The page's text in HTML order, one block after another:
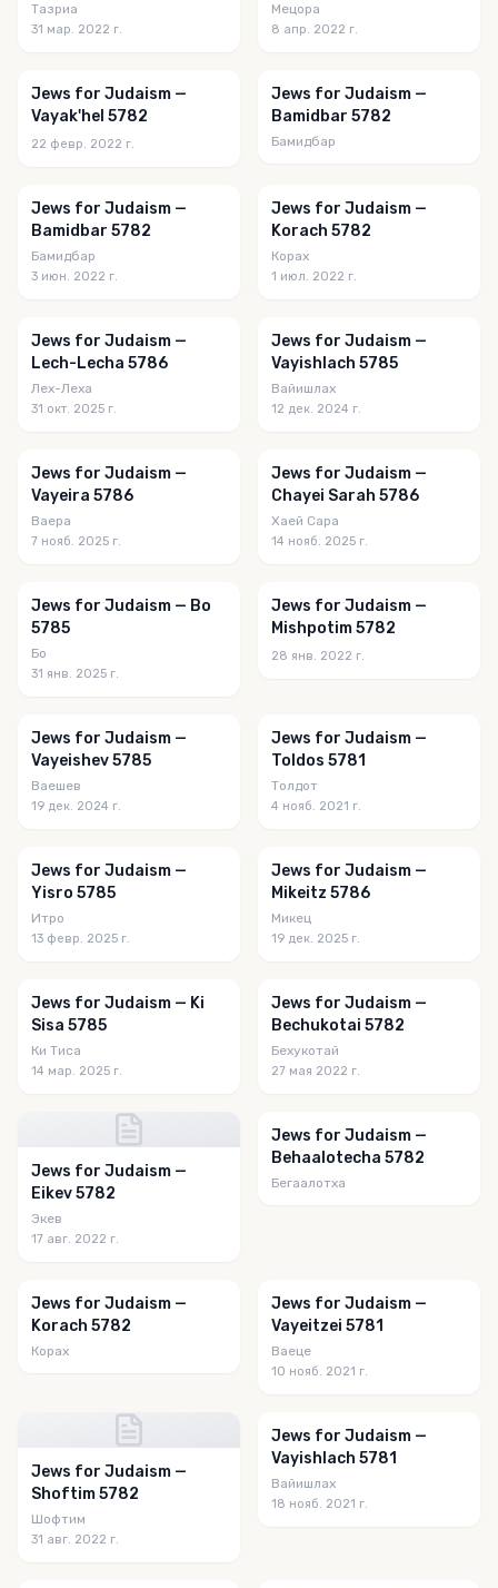
Тазриа
31 мар. 2022 г.
Мецора
8 апр. 2022 г.
Jews for Judaism —
Vayak'hel 5782
22 февр. 2022 г.
Jews for Judaism —
Bamidbar 5782
Бамидбар
Jews for Judaism —
Bamidbar 5782
Бамидбар
3 июн. 2022 г.
Jews for Judaism —
Korach 5782
Корах
1 июл. 2022 г.
Jews for Judaism —
Lech-Lecha 5786
Лех-Леха
31 окт. 2025 г.
Jews for Judaism —
Vayishlach 5785
Вайишлах
12 дек. 2024 г.
Jews for Judaism —
Vayeira 5786
Ваера
7 нояб. 2025 г.
Jews for Judaism —
Chayei Sarah 5786
Хаей Сара
14 нояб. 2025 г.
Jews for Judaism — Bo
5785
Бо
31 янв. 2025 г.
Jews for Judaism —
Mishpotim 5782
28 янв. 2022 г.
Jews for Judaism —
Vayeishev 5785
Ваешев
19 дек. 2024 г.
Jews for Judaism —
Toldos 5781
Толдот
4 нояб. 2021 г.
Jews for Judaism —
Yisro 5785
Итро
13 февр. 2025 г.
Jews for Judaism —
Mikeitz 5786
Микец
19 дек. 2025 г.
Jews for Judaism — Ki
Sisa 5785
Ки Тиса
14 мар. 2025 г.
Jews for Judaism —
Bechukotai 5782
Бехукотай
27 мая 2022 г.
Jews for Judaism —
Eikev 5782
Экев
17 авг. 2022 г.
Jews for Judaism —
Behaalotecha 5782
Бегаалотха
Jews for Judaism —
Korach 5782
Корах
Jews for Judaism —
Vayeitzei 5781
Ваеце
10 нояб. 2021 г.
Jews for Judaism —
Shoftim 5782
Шофтим
31 авг. 2022 г.
Jews for Judaism —
Vayishlach 5781
Вайишлах
18 нояб. 2021 г.